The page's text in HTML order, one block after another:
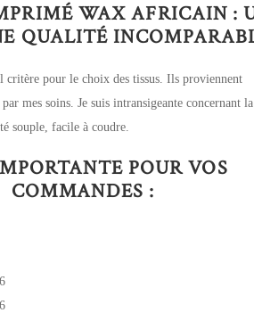
WAX AFRICAIN :
QUALITÉ
critère pour le choix des tissus. Ils proviennent
mes soins. Je suis intransigeante concernant
souple, facile à coudre.
POUR VOS
COMMANDES :